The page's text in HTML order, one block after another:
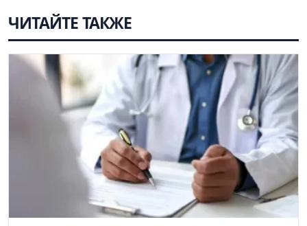
ЧИТАЙТЕ ТАКЖЕ